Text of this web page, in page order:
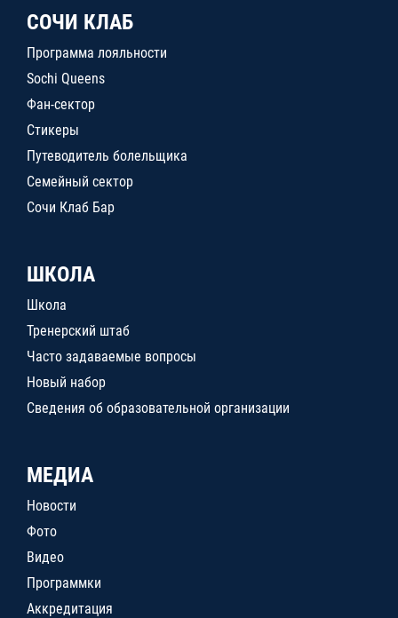
СОЧИ КЛАБ
Программа лояльности
Sochi Queens
Фан-сектор
Стикеры
Путеводитель болельщика
Семейный сектор
Сочи Клаб Бар
ШКОЛА
Школа
Тренерский штаб
Часто задаваемые вопросы
Новый набор
Сведения об образовательной организации
МЕДИА
Новости
Фото
Видео
Программки
Аккредитация